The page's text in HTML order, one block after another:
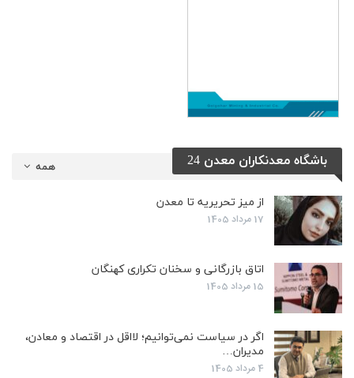
همه باشگاه معدنکاران معدن 24
از میز تحریریه تا معدن
17 مرداد 1405
اتاق بازرگانی و سخنان تکراری کهنگان
15 مرداد 1405
اگر در سیاست نمی‌توانیم؛ لااقل در اقتصاد و معادن،
مدیران…
4 مرداد 1405